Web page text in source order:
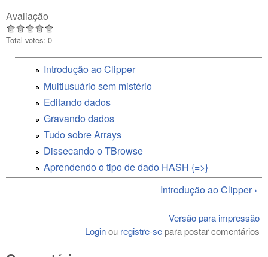
Avaliação
Total votes: 0
Introdução ao Clipper
Multiusuário sem mistério
Editando dados
Gravando dados
Tudo sobre Arrays
Dissecando o TBrowse
Aprendendo o tipo de dado HASH {=>}
Introdução ao Clipper ›
Versão para impressão
Loginou registre-separa postar comentários